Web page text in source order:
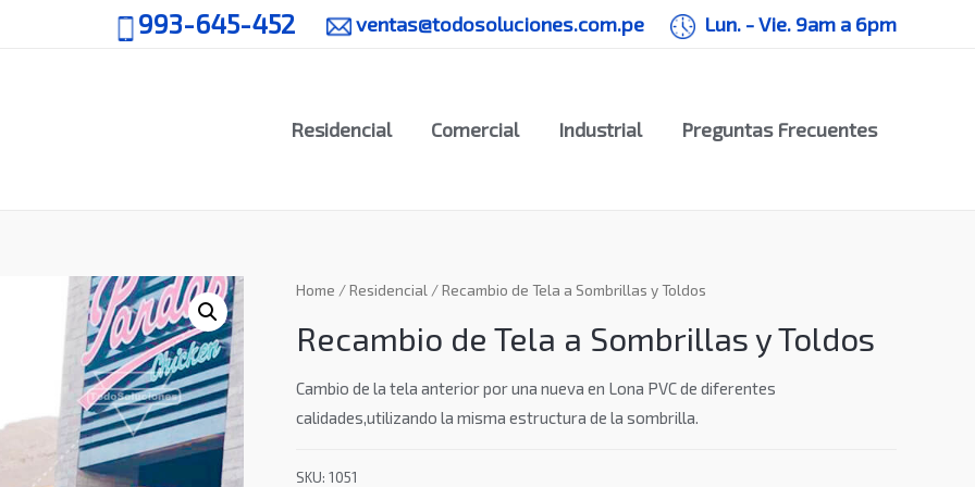
993-645-452 ventas@todosoluciones.com.pe Lun. - Vie. 9am a 6pm
Residencial Comercial Industrial Preguntas Frecuentes
Home /Residencial / Recambio de Tela a Sombrillas y Toldos
Recambio de Tela a Sombrillas y Toldos
Cambio de la tela anterior por una nueva en Lona PVC de diferentes
calidades,utilizando la misma estructura de la sombrilla.
SKU: 1051